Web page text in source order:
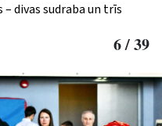
divas sudraba un trīs
6 / 39